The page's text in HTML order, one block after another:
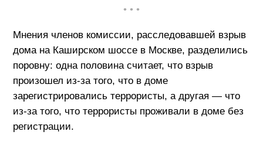
• • •
Мнения членов комиссии, расследовавшей взрыв
дома на Каширском шоссе в Москве, разделились
поровну: одна половина считает, что взрыв
произошел из-за того, что в доме
зарегистрировались террористы, а другая — что
из-за того, что террористы проживали в доме без
регистрации.